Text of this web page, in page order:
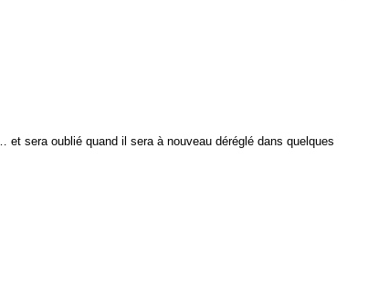
sera oublié quand il sera à nouveau déréglé dans quelques